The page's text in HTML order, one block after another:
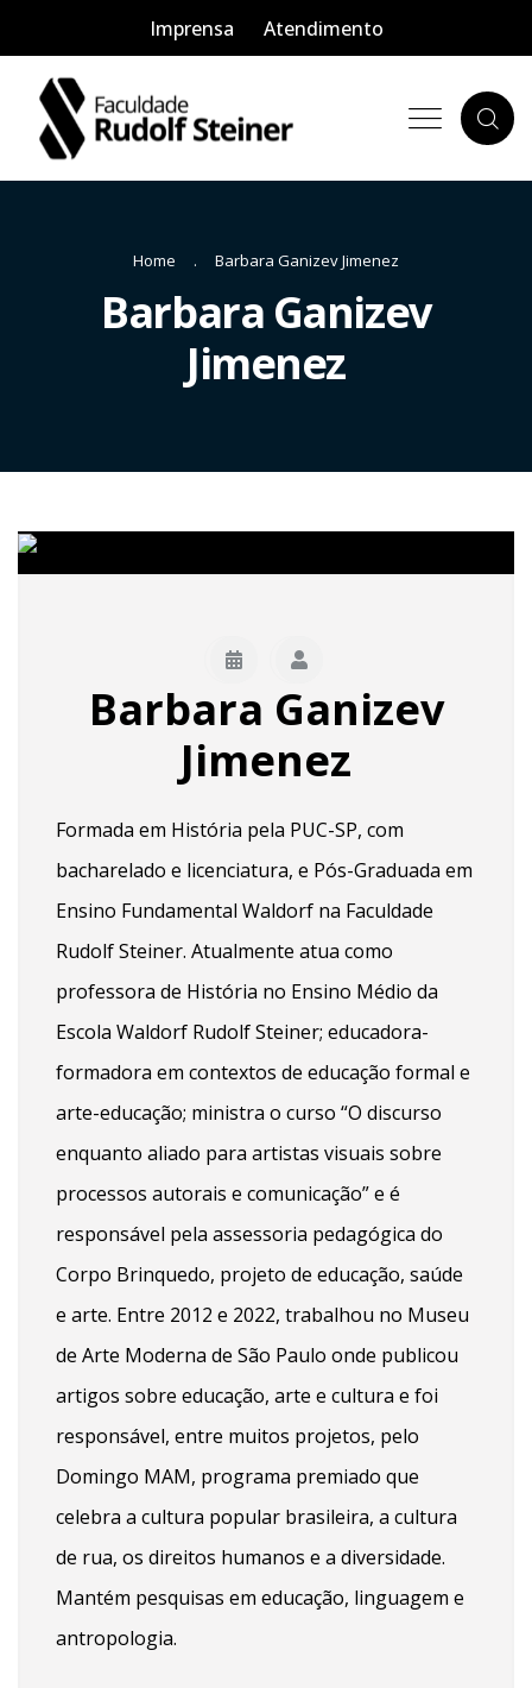
Imprensa Atendimento
Home Barbara Ganizev Jimenez
Barbara Ganizev
Jimenez
Barbara Ganizev
Jimenez
Formada em História pela PUC-SP, com
bacharelado e licenciatura, e Pós-Graduada em
Ensino Fundamental Waldorf na Faculdade
Rudolf Steiner. Atualmente atua como
professora de História no Ensino Médio da
Escola Waldorf Rudolf Steiner; educadora-
formadora em contextos de educação formal e
arte-educação; ministra o curso “O discurso
enquanto aliado para artistas visuais sobre
processos autorais e comunicação” e é
responsável pela assessoria pedagógica do
Corpo Brinquedo, projeto de educação, saúde
e arte. Entre 2012 e 2022, trabalhou no Museu
de Arte Moderna de São Paulo onde publicou
artigos sobre educação, arte e cultura e foi
responsável, entre muitos projetos, pelo
Domingo MAM, programa premiado que
celebra a cultura popular brasileira, a cultura
de rua, os direitos humanos e a diversidade.
Mantém pesquisas em educação, linguagem e
antropologia.